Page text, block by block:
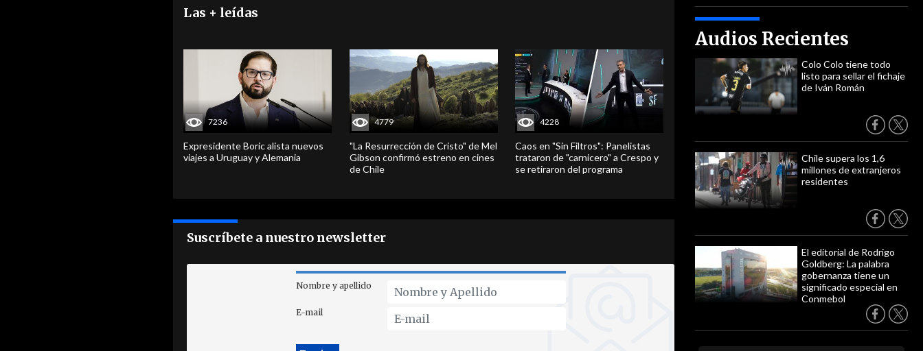
Audios Recientes
Colo Colo tiene todo
listo para sellar el fichaje
de Iván Román
Chile supera los 1,6
millones de extranjeros
residentes
El editorial de Rodrigo
Goldberg: La palabra
gobernanza tiene un
significado especial en
Conmebol
Las + leídas
7236
Expresidente Boric alista nuevos
viajes a Uruguay y Alemania
4779
"La Resurrección de Cristo" de Mel
Gibson confirmó estreno en cines
de Chile
4228
Caos en "Sin Filtros": Panelistas
trataron de "carnicero" a Crespo y
se retiraron del programa
Suscríbete a nuestro newsletter
Nombre y apellido
E-mail